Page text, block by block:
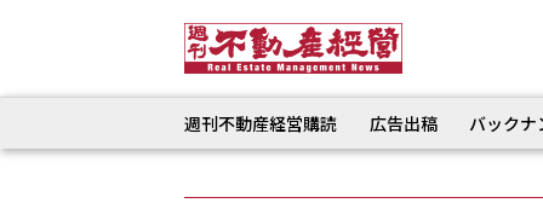
週刊不動産経営購読 広告出稿 バック